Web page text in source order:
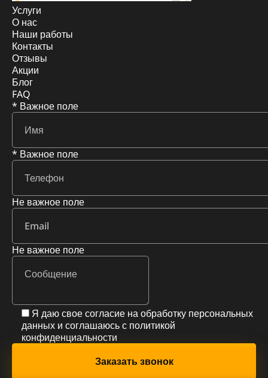
Услуги
О нас
Наши работы
Контакты
Отзывы
Акции
Блог
FAQ
* Важное поле
* Важное поле
Не важное поле
Не важное поле
Я даю свое согласие на обработку персональных
данных и соглашаюсь с политикой
конфиденциальности